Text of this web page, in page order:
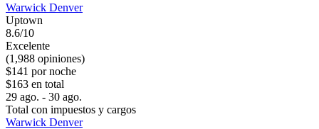
Warwick Denver
Uptown
8.6/10
Excelente
(1,988 opiniones)
$141 por noche
$163 en total
29 ago. - 30 ago.
Total con impuestos y cargos
Warwick Denver